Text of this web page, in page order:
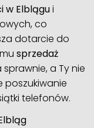
w Elblągui
co
dotarcie do
sprzedaż
a Ty nie
poszukiwanie
telefonów.